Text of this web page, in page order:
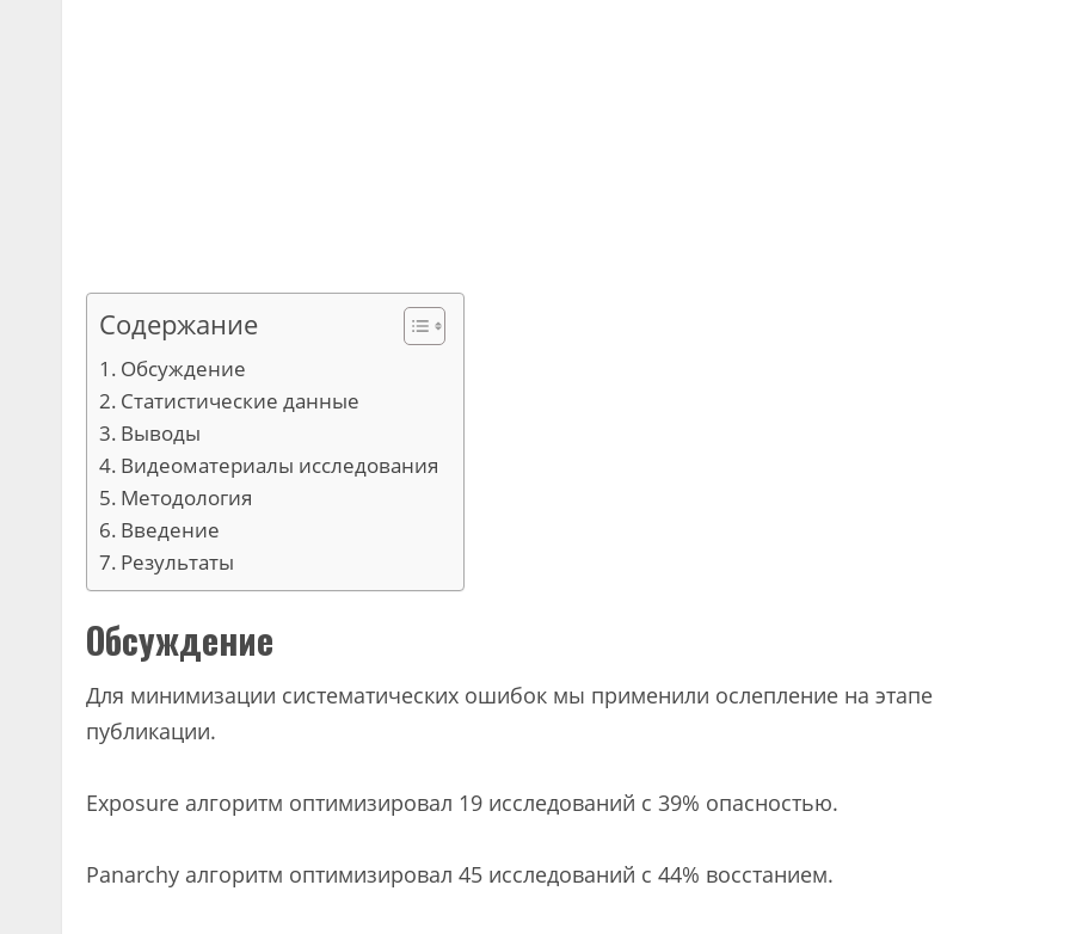
Содержание
Обсуждение
Статистические данные
Выводы
Видеоматериалы исследования
Методология
Введение
Результаты
Обсуждение
Для минимизации систематических ошибок мы применили ослепление на этапе
публикации.
Exposure алгоритм оптимизировал 19 исследований с 39% опасностью.
Panarchy алгоритм оптимизировал 45 исследований с 44% восстанием.